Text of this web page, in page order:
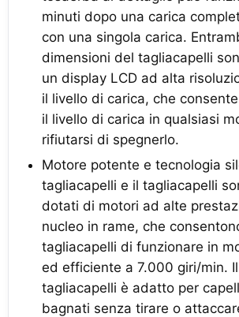
minuti dopo una carica
con una singola carica.
dimensioni del tagliacapelli
un display LCD ad alta
il livello di carica, che
il livello di carica in qualsiasi
rifiutarsi di spegnerlo.
Motore potente e tecnologia
tagliacapelli e il tagliacapelli
dotati di motori ad alte
nucleo in rame, che
tagliacapelli di funzionare in
ed efficiente a 7.000 giri/min.
tagliacapelli è adatto per
bagnati senza tirare o